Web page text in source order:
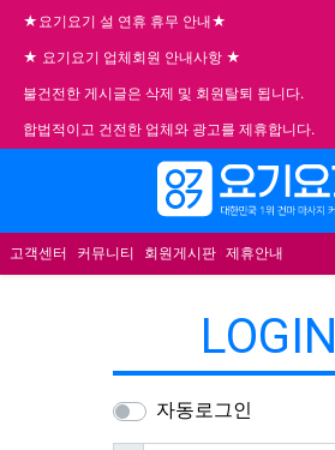
★요기요기 설 연휴 휴무 안내★
★ 요기요기 업체회원 안내사항 ★
불건전한 게시글은 삭제 및 회원탈퇴 됩니다.
합법적이고 건전한 업체와 광고를 제휴합니다.
고객센터 커뮤니티 회원게시판 제휴안내
LOGIN
자동로그인